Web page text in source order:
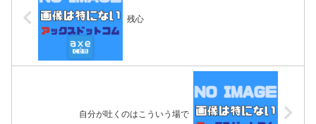
残心
自分が吐くのはこういう場で